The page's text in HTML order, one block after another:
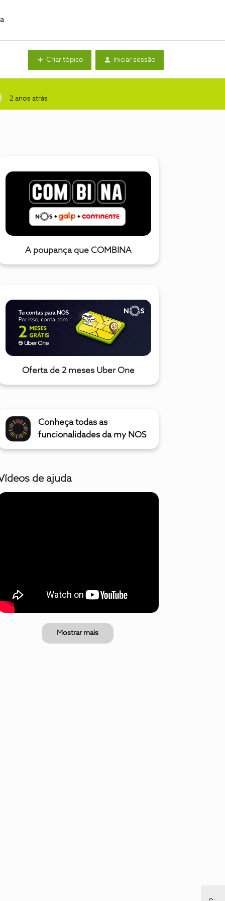
Criar tópico Iniciar sessão
2 anos atrás
A poupança que COMBINA
Oferta de 2 meses Uber One
Conheça todas as
funcionalidades da my NOS
de ajuda
Mostrar mais